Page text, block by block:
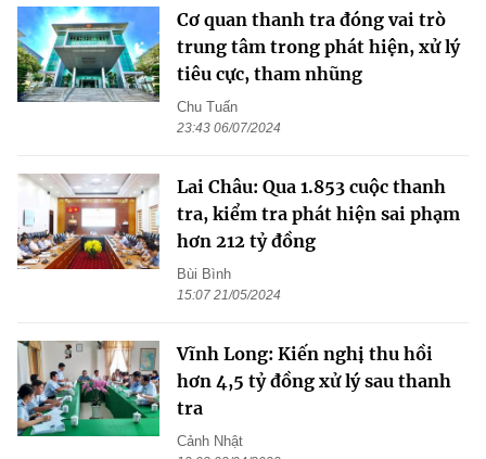
Cơ quan thanh tra đóng vai trò
trung tâm trong phát hiện, xử lý
tiêu cực, tham nhũng
Chu Tuấn
23:43 06/07/2024
Lai Châu: Qua 1.853 cuộc thanh
tra, kiểm tra phát hiện sai phạm
hơn 212 tỷ đồng
Bùi Bình
15:07 21/05/2024
Vĩnh Long: Kiến nghị thu hồi
hơn 4,5 tỷ đồng xử lý sau thanh
tra
Cảnh Nhật